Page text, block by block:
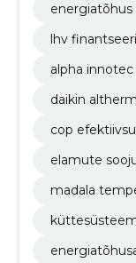
energiatõhus
lhv
alpha
daikin
cop
elamute
madala